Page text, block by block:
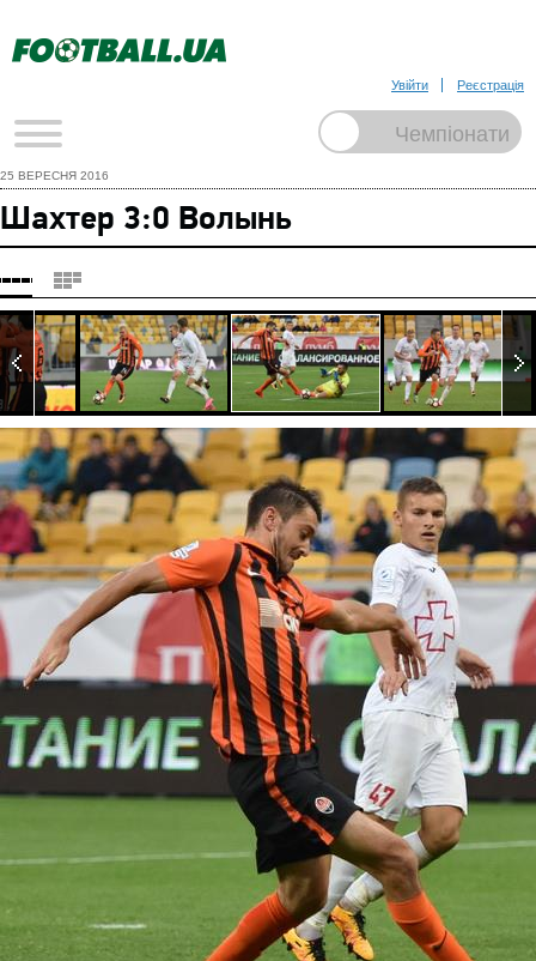
Увійти Реєстрація
25 ВЕРЕСНЯ 2016
Шахтер 3:0 Волынь